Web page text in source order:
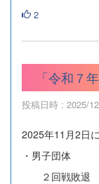
2
「令和７
投稿日時 : 2025/
2025年11月2日
・男子団体
２回戦敗退